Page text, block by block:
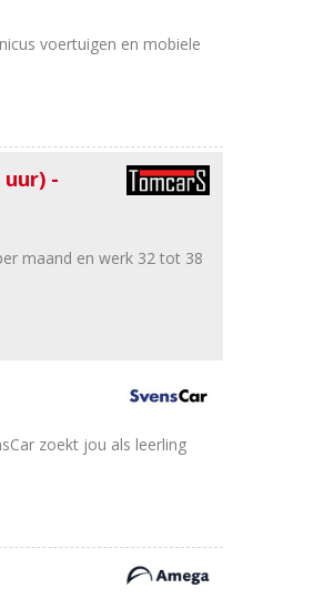
voertuigen en mobiele
-
maand en werk 32 tot 38
zoekt jou als leerling